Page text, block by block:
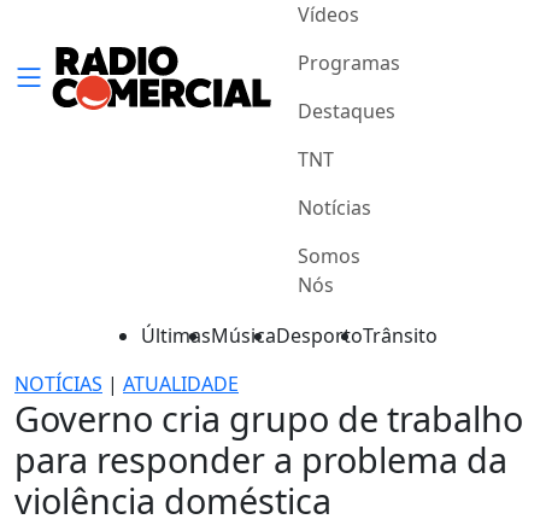
Vídeos
Programas
Destaques
TNT
Notícias
Somos
Nós
ÚltimasMúsicaDesportoTrânsito
NOTÍCIAS | ATUALIDADE
Governo cria grupo de trabalho
para responder a problema da
violência doméstica